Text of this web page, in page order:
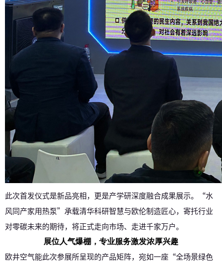
此次首发仪式是新品亮相，更是产学研深度融合成果展示。“水
风同产家用热泵”承载清华科研智慧与欧伦制造匠心，寄托行业
对零碳未来的期待，将正式走向市场、走进千家万户。
展位人气爆棚，专业服务激发浓厚兴趣
欧井空气能此次参展所呈现的产品矩阵，宛如一座“全场景绿色